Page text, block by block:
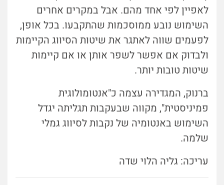
לאפיין לפי אחד מהם. אבל במקרים אחרים
השימוש נובע ממוסכמות שהתקבעו. בכל אופן,
לפעמים שווה לאתגר את שיטות הסיווג הקיימות
ולבדוק אם אפשר לשפר אותן או אם קיימות
שיטות טובות יותר.
ברנוק, המגדירה עצמה כ"אנטומולוגית
פמיניסטית", מקווה שבעקבות תגליתה יגדל
השימוש באנטומיה של נקבות לסיווג גמלי
שלמה.
עריכה: גליה הלוי שדה